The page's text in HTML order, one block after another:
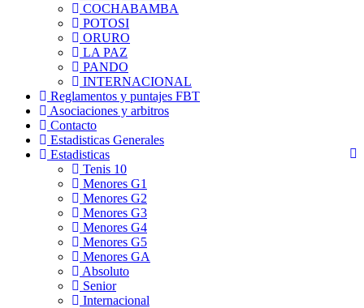
COCHABAMBA
POTOSI
ORURO
LA PAZ
PANDO
INTERNACIONAL
Reglamentos y puntajes FBT
Asociaciones y arbitros
Contacto
Estadisticas Generales
Estadisticas
Tenis 10
Menores G1
Menores G2
Menores G3
Menores G4
Menores G5
Menores GA
Absoluto
Senior
Internacional